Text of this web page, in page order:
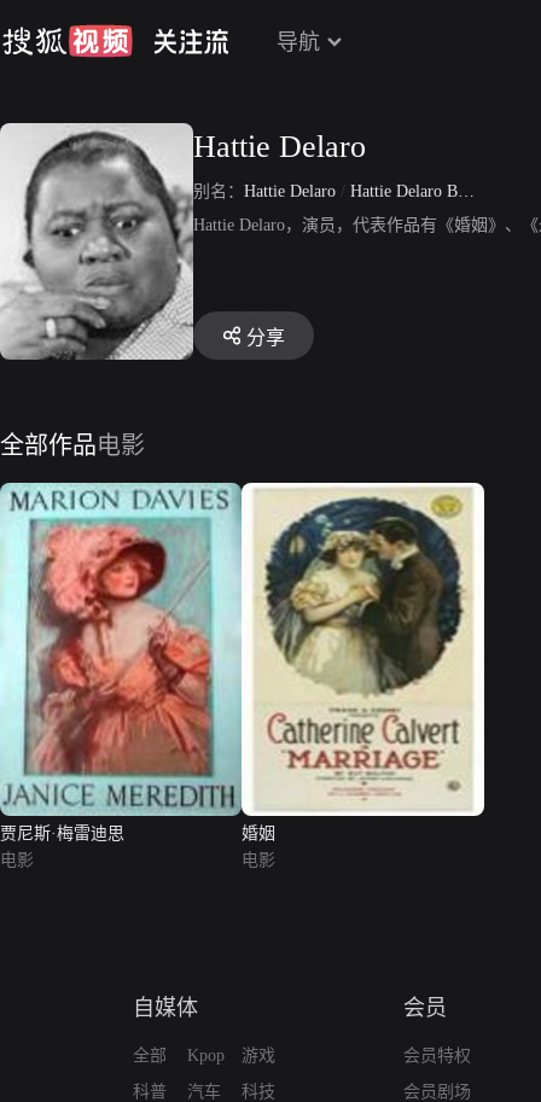
导航
Hattie Delaro
别名： Hattie Delaro / Hattie Delaro Barnes
Hattie Delaro，演员，代表作品有《婚姻》、
分享
全部作品电影
贾尼斯·梅雷迪思
电影
婚姻
电影
自媒体
全部
科普
Kpop
汽车
游戏
科技
会员
会员特权
会员剧场